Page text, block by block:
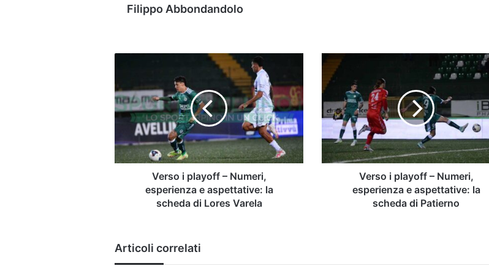
Filippo Abbondandolo
playoff
–
Numeri,
esperienza
aspettative:
la
Verso i playoff – Numeri,
esperienza e aspettative: la
scheda di Lores Varela
Verso
playoff
Numeri,
esperienza
e
aspettative:
la
Verso i playoff – Numeri,
esperienza e aspettative: la
scheda di Patierno
Articoli correlati